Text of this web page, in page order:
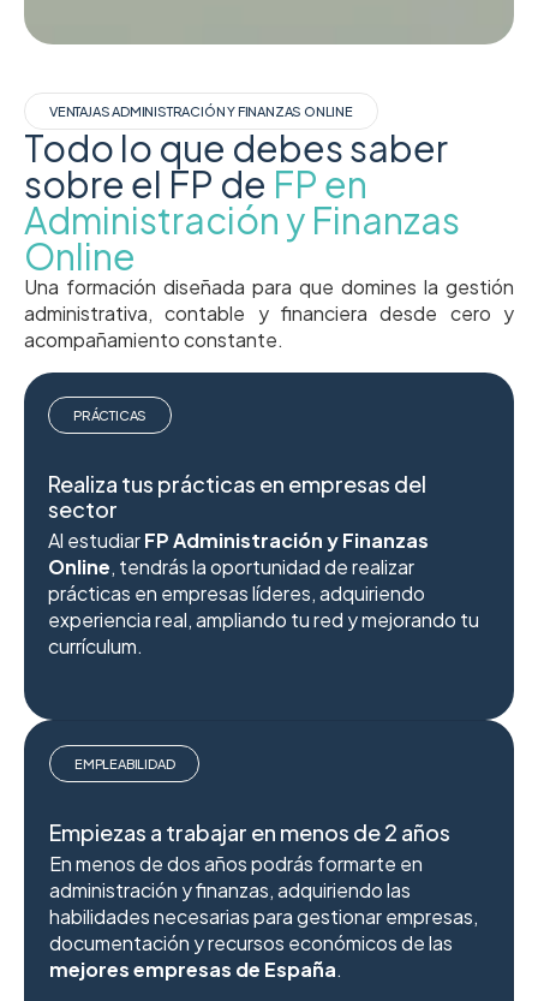
VENTAJAS ADMINISTRACIÓN Y FINANZAS ONLINE
Todo lo que debes saber
sobre el FP de FP en
Administración y Finanzas
Online
Una formación diseñada para que domines la gestión
administrativa, contable y financiera desde cero y
acompañamiento constante.
PRÁCTICAS
Realiza tus prácticas en empresas del
sector
Al estudiarFP Administración y Finanzas
Online, tendrás la oportunidad de realizar
prácticas en empresas líderes, adquiriendo
experiencia real, ampliando tu red y mejorando tu
currículum.
EMPLEABILIDAD
Empiezas a trabajar en menos de 2 años
En menos de dos años podrás formarte en
administración y finanzas, adquiriendo las
habilidades necesarias para gestionar empresas,
documentación y recursos económicos de las
mejores empresas de España.